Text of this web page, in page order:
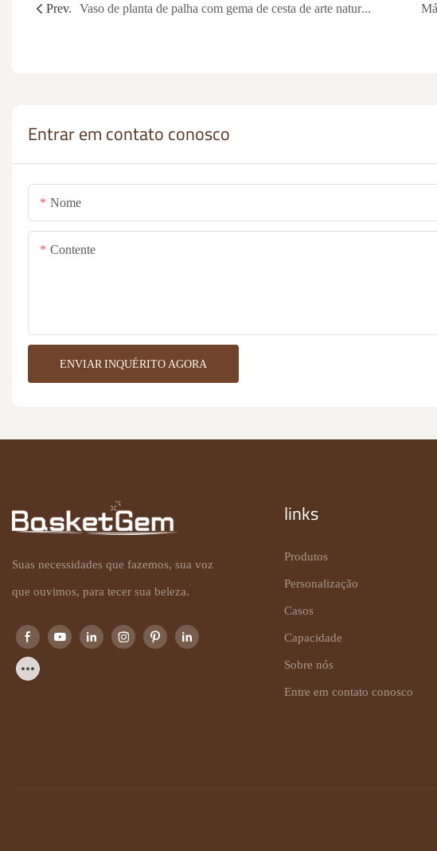
Prev. Vaso de planta de palha com gema de cesta de arte natural, embelezado com a estética requintada da vida verde
Entrar em contato conosco
Nome
Contente
ENVIAR INQUÉRITO AGORA
Suas necessidades que fazemos, sua voz
que ouvimos, para tecer sua beleza.
links
Produtos
Personalização
Casos
Capacidade
Sobre nós
Entre em contato conosco